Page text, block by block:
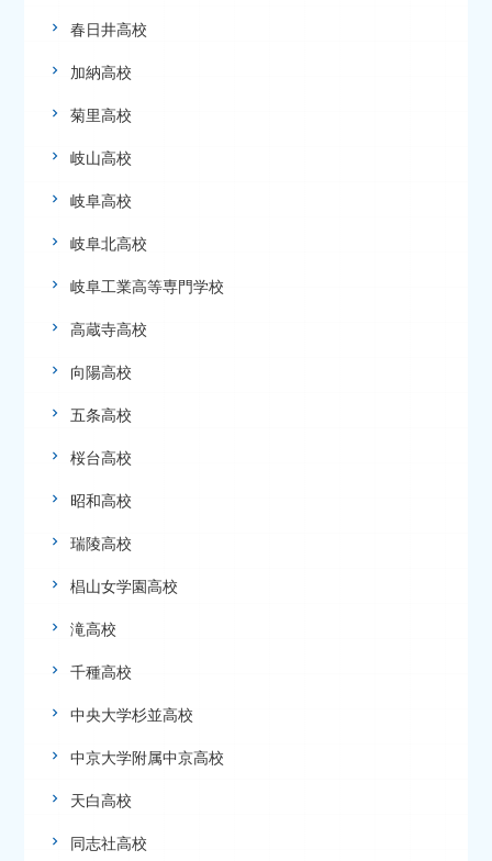
春日井高校
加納高校
菊里高校
岐山高校
岐阜高校
岐阜北高校
岐阜工業高等専門学校
高蔵寺高校
向陽高校
五条高校
桜台高校
昭和高校
瑞陵高校
椙山女学園高校
滝高校
千種高校
中央大学杉並高校
中京大学附属中京高校
天白高校
同志社高校